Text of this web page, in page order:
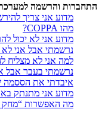
התחברות והרשמה
מדוע אני צריך
מהו COPPA?
מדוע אני לא יכול
נרשמתי אבל אני
למה אני לא מצליח
נרשמתי בעבר אבל
איבדתי את הססמה
מדוע אני מתנתק
מה האפשרות “מחק